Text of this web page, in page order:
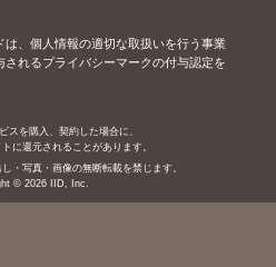
は、個人情報の適切な取扱いを行う事業
されるプライバシーマークの付与認定を
スを購入、契約した場合に、
に還元されることがあります。
・写真・画像の無断転載を禁じます。
© 2026 IID, Inc.